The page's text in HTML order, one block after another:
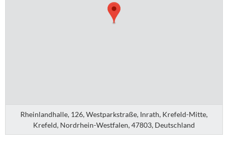
Rheinlandhalle, 126, Westparkstraße, Inrath, Krefeld-Mitte,
Krefeld, Nordrhein-Westfalen, 47803, Deutschland